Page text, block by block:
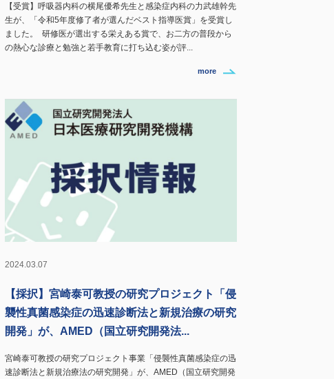
【受賞】呼吸器内科の横尾優希先生と感染症内科の力武雄幹先
生が、「令和5年度修了者が選んだベスト指導医賞」を受賞し
ました。 研修医が選出する栄えある賞で、お二方の普段から
の熱心な診療と勉強と若手教育に打ち込む姿が評...
more
2024.03.07
【採択】宮崎泰可教授の研究プロジェクト「侵
襲性真菌感染症の迅速診断法と新規治療の研究
開発」が、AMED（国立研究開発法...
宮崎泰可教授の研究プロジェクト事業「侵襲性真菌感染症の迅
速診断法と新規治療法の研究開発」が、AMED（国立研究開発